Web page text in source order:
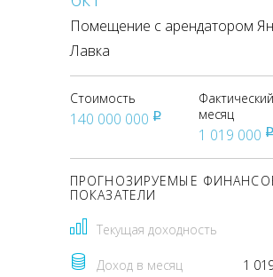
Помещение с арендатором
Лавка
Стоимость
140 000 000 pуб
месяц
1 019 000
ПРОГНОЗИРУЕМЫЕ
ПОКАЗАТЕЛИ
Текущая доходность
Доход в месяц 1